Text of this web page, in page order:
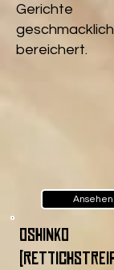
Gerichte
geschmacklich
bereichert.
Ansehen
Oshinko